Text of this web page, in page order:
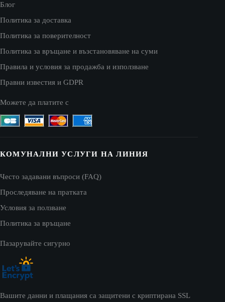
Блог
Политика за доставка
Политика за поверителност
Политика за връщане и възстановяване на суми
Правила и условия за продажба и използване
Правни известия и GDPR
Можете да платите с
КОМУНАЛНИ УСЛУГИ НА ЛИНИЯ
Често задавани въпроси (FAQ)
Проследяване на пратката
Условия за ползване
Политика за връщане
Пазарувайте сигурно
Вашите данни и плащания са защитени с криптирана SSL